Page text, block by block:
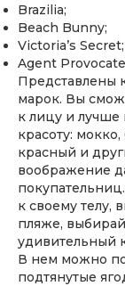
Brazilia;
Beach Bunny;
Victoria’s Secret;
Agent
Представлены
марок. Вы
к лицу и лучше
красоту:
красный и
воображение
к своему телу,
пляже,
удивительный
В нем можно
подтянутые